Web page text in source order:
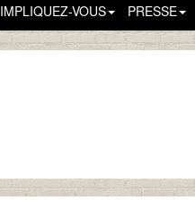
IMPLIQUEZ-VOUS PRESSE